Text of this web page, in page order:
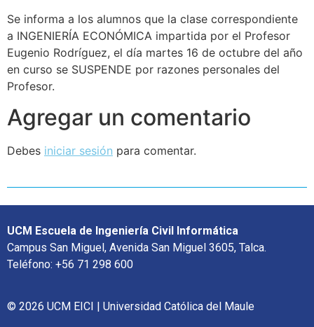
Se informa a los alumnos que la clase correspondiente
a INGENIERÍA ECONÓMICA impartida por el Profesor
Eugenio Rodríguez, el día martes 16 de octubre del año
en curso se SUSPENDE por razones personales del
Profesor.
Agregar un comentario
Debes iniciar sesión para comentar.
UCM Escuela de Ingeniería Civil Informática
Campus San Miguel, Avenida San Miguel 3605, Talca.
Teléfono: +56 71 298 600
© 2026 UCM EICI | Universidad Católica del Maule